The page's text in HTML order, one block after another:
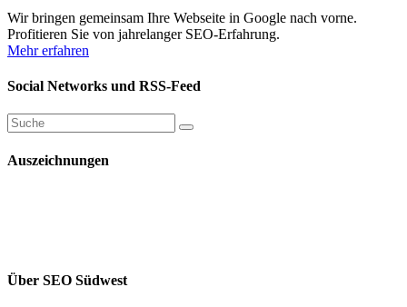
Wir bringen gemeinsam Ihre Webseite in Google nach vorne.
Profitieren Sie von jahrelanger SEO-Erfahrung.
Mehr erfahren
Social Networks und RSS-Feed
Auszeichnungen
Über SEO Südwest